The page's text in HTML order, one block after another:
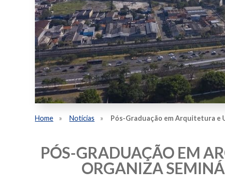
Home Notícias Pós-Graduação em Arquitetura e
PÓS-GRADUAÇÃO EM
ORGANIZA